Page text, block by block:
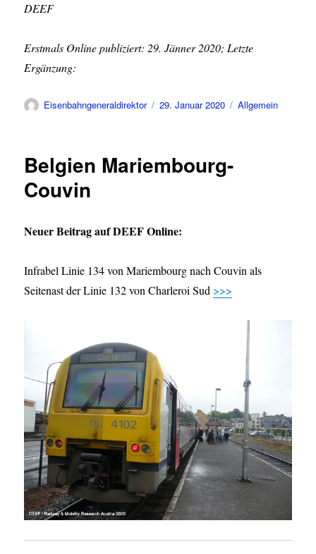
DEEF
Erstmals Online publiziert: 29. Jänner 2020; Letzte
Ergänzung:
Autor
Eisenbahngeneraldirektor
Veröffentlicht
29. Januar 2020 Kategorien
Allgemein
Belgien Mariembourg-
Couvin
Neuer Beitrag auf DEEF Online:
Infrabel Linie 134 von Mariembourg nach Couvin als
Seitenast der Linie 132 von Charleroi Sud >>>